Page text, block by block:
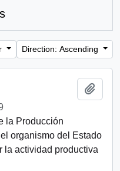
Direction: Ascending
la Producción
organismo del Estado
la actividad productiva